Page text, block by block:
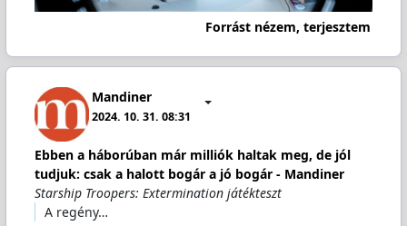
Forrást nézem, terjesztem
Mandiner
2024. 10. 31. 08:31
Ebben a háborúban már milliók haltak meg, de jól
tudjuk: csak a halott bogár a jó bogár - Mandiner
Starship Troopers: Extermination játékteszt
A regény…